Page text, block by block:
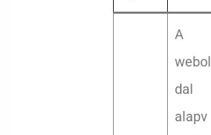
A
webol
dal
alapv